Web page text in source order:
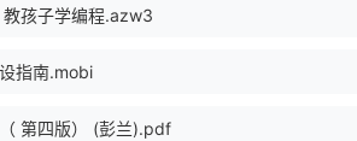
孩子学编程.azw3
指南.mobi
第四版） (彭兰).pdf